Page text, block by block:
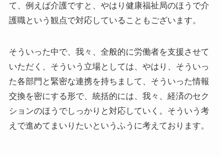
て、例えば介護ですと、やはり健康福祉局のほうで介
護職という観点で対応していることもございます。
そういった中で、我々、全般的に労働者を支援させて
いただく、そういう立場としては、やはり、そういっ
た各部門と緊密な連携を持ちまして、そういった情報
交換を密にする形で、統括的には、我々、経済のセク
ションのほうでしっかりと対応していく。そういう考
えで進めてまいりたいというふうに考えております。